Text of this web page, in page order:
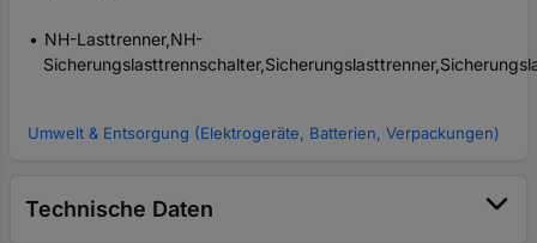
NH-Lasttrenner,NH-
Umwelt & Entsorgung (Elektrogeräte, Batterien, Verpackungen)
Technische Daten